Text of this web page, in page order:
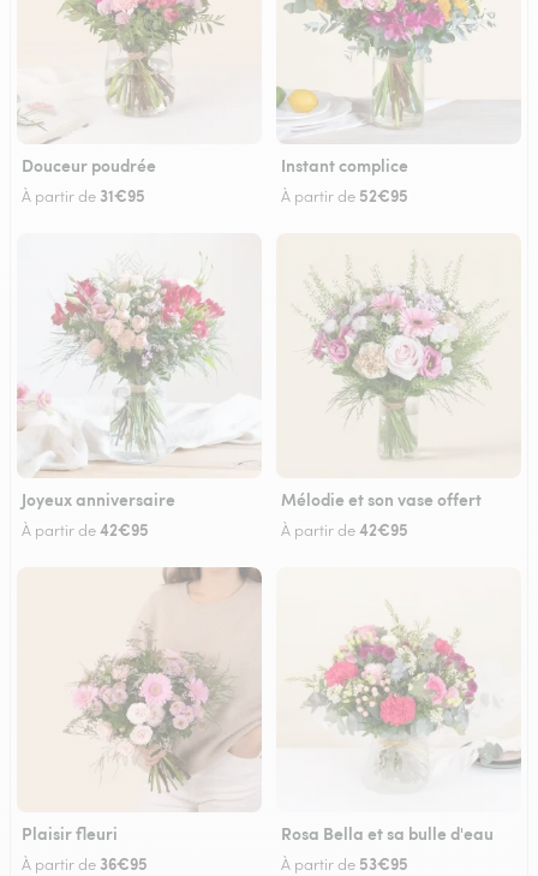
Douceur poudrée
À partir de 31€95
Instant complice
À partir de 52€95
Joyeux anniversaire
À partir de42€95
Mélodie et son vase offert
À partir de42€95
Plaisir fleuri
À partir de 36€95
Rosa Bella et sa bulle d'eau
À partir de 53€95